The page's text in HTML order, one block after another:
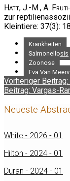
Hatt, J.-M., A.
zur
Kleintiere: 37(3):
Krankheiten
Salmonellosis
Zoonose
Eva Van
Vorheriger
Beitrag: Vargas-
Neueste
White - 2026 - 01
Hilton - 2024 - 01
Duran - 2024 - 01